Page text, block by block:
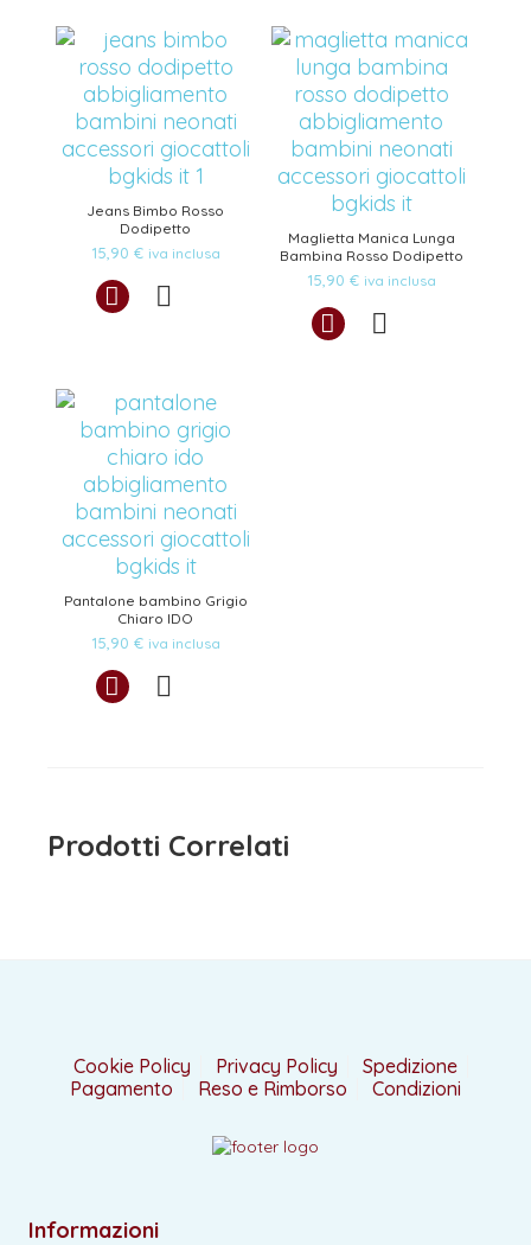
Jeans Bimbo Rosso
Dodipetto
15,90 € iva inclusa
Maglietta Manica Lunga
Bambina Rosso Dodipetto
15,90 € iva inclusa
Pantalone bambino Grigio
Chiaro IDO
15,90 € iva inclusa
Prodotti Correlati
Cookie Policy Privacy Policy
Spedizione
Pagamento
Reso e Rimborso Condizioni
Informazioni